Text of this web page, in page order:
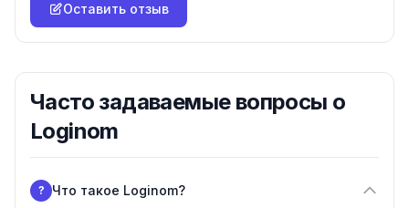
Оставить отзыв
Часто задаваемые вопросы о
Loginom
?
Что такое Loginom?